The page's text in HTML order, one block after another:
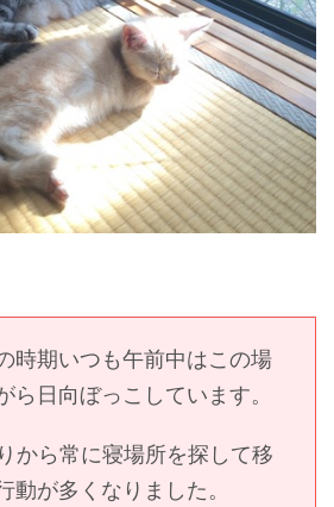
時期いつも午前中はこの場
ら日向ぼっこしています。
から常に寝場所を探して移
動が多くなりました。